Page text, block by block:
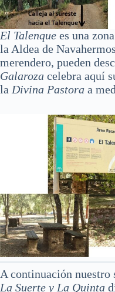
El Talenque es una
la Aldea de
merendero, pueden
Galaroza celebra aquí
la Divina Pastora a
A continuación nuestro
La Suerte y La Quinta